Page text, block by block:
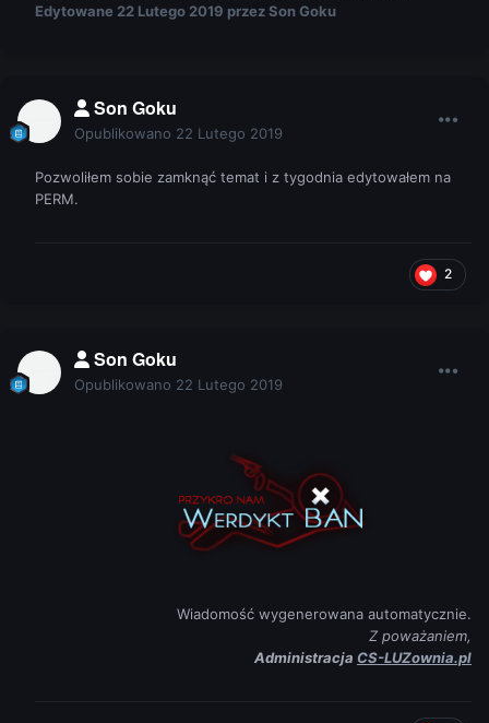
Edytowane 22 Lutego 2019 przez Son Goku
Son Goku
Opublikowano 22 Lutego 2019
Pozwoliłem sobie zamknąć temat i z tygodnia edytowałem na
PERM.
2
Son Goku
Opublikowano 22 Lutego 2019
Wiadomość wygenerowana automatycznie.
Z poważaniem,
Administracja CS-LUZownia.pl